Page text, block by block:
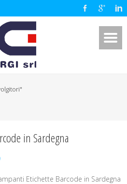
in Sardegna
Etichette Barcode in Sardegna